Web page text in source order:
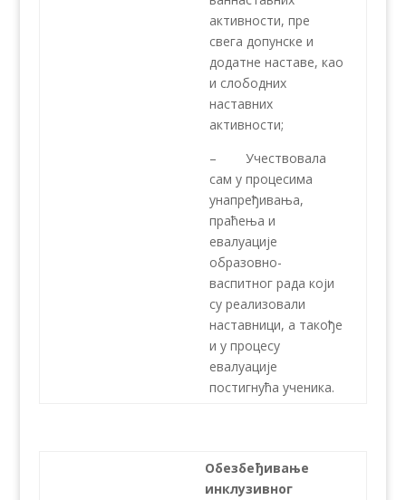
активности, пре
свега допунске и
додатне наставе, као
и слободних
наставних
активности;
– Учествовала
сам у процесима
унапређивања,
праћења и
евалуације
образовно-
васпитног рада који
су реализовали
наставници, а такође
и у процесу
евалуације
постигнућа ученика.
Обезбеђивање
инклузивног